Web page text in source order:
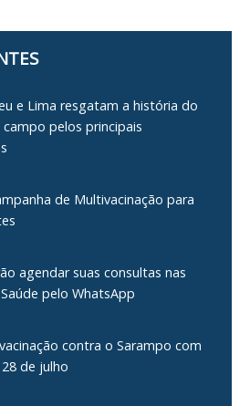
e Lima resgatam a história do
pelos principais
de Multivacinação para
agendar suas consultas nas
pelo WhatsApp
contra o Sarampo com
de julho